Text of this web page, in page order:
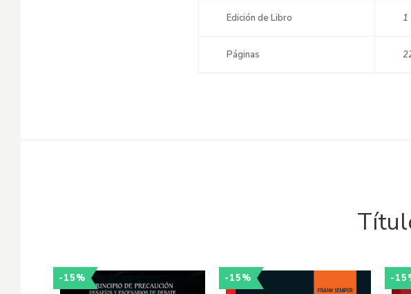
Edición de Libro 1
Páginas
-15% -15% -